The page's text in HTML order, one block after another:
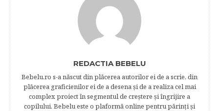
REDACTIA BEBELU
Bebelu.ro s-a născut din plăcerea autorilor ei de a scrie, din
plăcerea graficienilor ei de a desena şi de a realiza cel mai
complex proiect în segmentul de creştere şi îngrijire a
copilului. Bebelu este o plaformă online pentru părinţi şi